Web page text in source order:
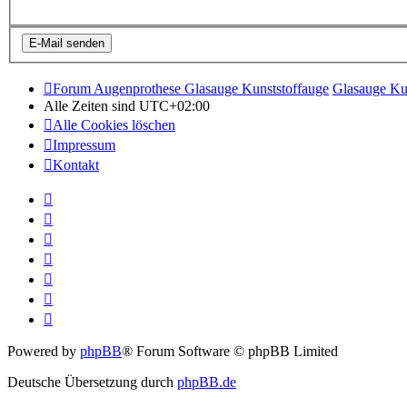
Forum Augenprothese Glasauge Kunststoffauge Glasauge
Alle Zeiten sind UTC+02:00
Alle Cookies löschen
Impressum
Kontakt
Powered by phpBB® Forum Software © phpBB Limited
Deutsche Übersetzung durch phpBB.de